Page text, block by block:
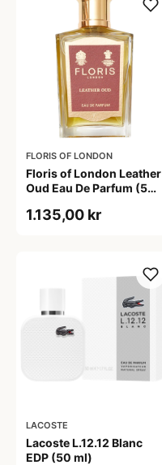
FLORIS OF LONDON
Floris of London Leather
Oud Eau De Parfum (50
1.135,00 kr
LACOSTE
Lacoste L.12.12 Blanc
EDP (50 ml)